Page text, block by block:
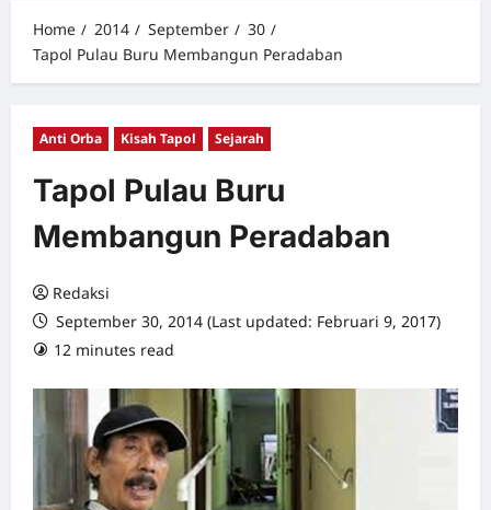
Home 2014 September
30
Tapol Pulau Buru Membangun Peradaban
Anti Orba Kisah Tapol Sejarah
Tapol Pulau Buru
Membangun Peradaban
Redaksi
September 30, 2014 (Last updated: Februari 9, 2017)
12 minutes read